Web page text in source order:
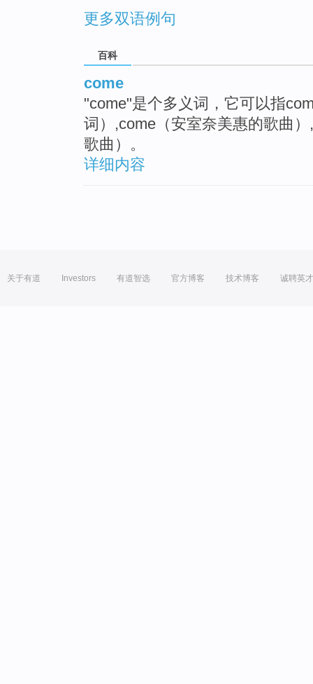
更多双语例句
百科
come
"come"是个多义词，它可以指
词）,come（安室奈美惠的歌曲
歌曲）。
详细内容
关于有道 Investors 有道智选 官方博客 技术博客 诚聘英才